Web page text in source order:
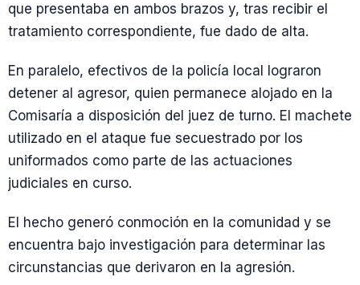
que presentaba en ambos brazos y, tras recibir el
tratamiento correspondiente, fue dado de alta.
En paralelo, efectivos de la policía local lograron
detener al agresor, quien permanece alojado en la
Comisaría a disposición del juez de turno. El machete
utilizado en el ataque fue secuestrado por los
uniformados como parte de las actuaciones
judiciales en curso.
El hecho generó conmoción en la comunidad y se
encuentra bajo investigación para determinar las
circunstancias que derivaron en la agresión.